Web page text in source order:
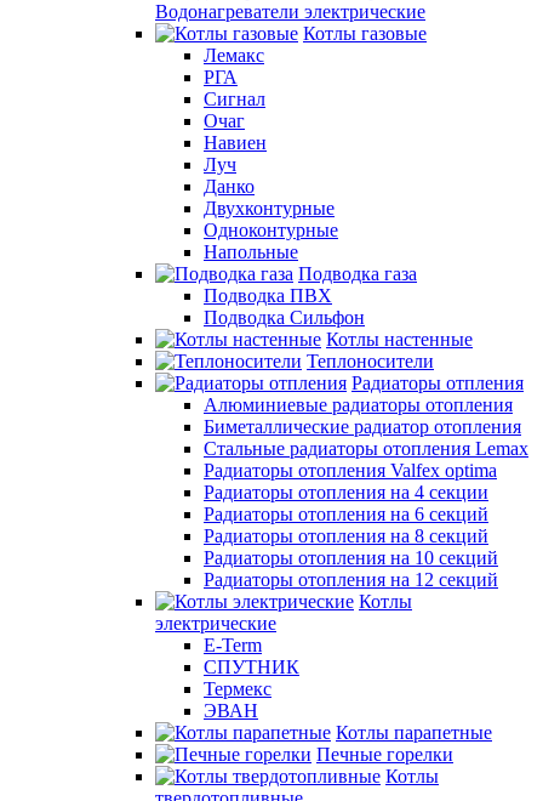
Водонагреватели электрические
Котлы газовые
Лемакс
РГА
Сигнал
Очаг
Навиен
Луч
Данко
Двухконтурные
Одноконтурные
Напольные
Подводка газа
Подводка ПВХ
Подводка Сильфон
Котлы настенные
Теплоносители
Радиаторы отпления
Алюминиевые радиаторы отопления
Биметаллические радиатор отопления
Стальные радиаторы отопления Lemax
Радиаторы отопления Valfex optima
Радиаторы отопления на 4 секции
Радиаторы отопления на 6 секций
Радиаторы отопления на 8 секций
Радиаторы отопления на 10 секций
Радиаторы отопления на 12 секций
Котлы
электрические
E-Term
СПУТНИК
Термекс
ЭВАН
Котлы парапетные
Печные горелки
Котлы